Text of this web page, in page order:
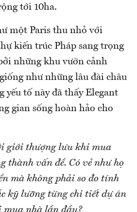
tới 10ha.
một Paris thu nhỏ với
kiến trúc Pháp sang trọng
những khu vườn cảnh
như những lâu đài châu
yếu tố này đã thấy Elegant
gian sống hoàn hảo cho
giới thượng lưu khi mua
thành vấn đề. Có vẻ như họ
mà không phải so đo tính
kỹ lưỡng từng chi tiết dự án